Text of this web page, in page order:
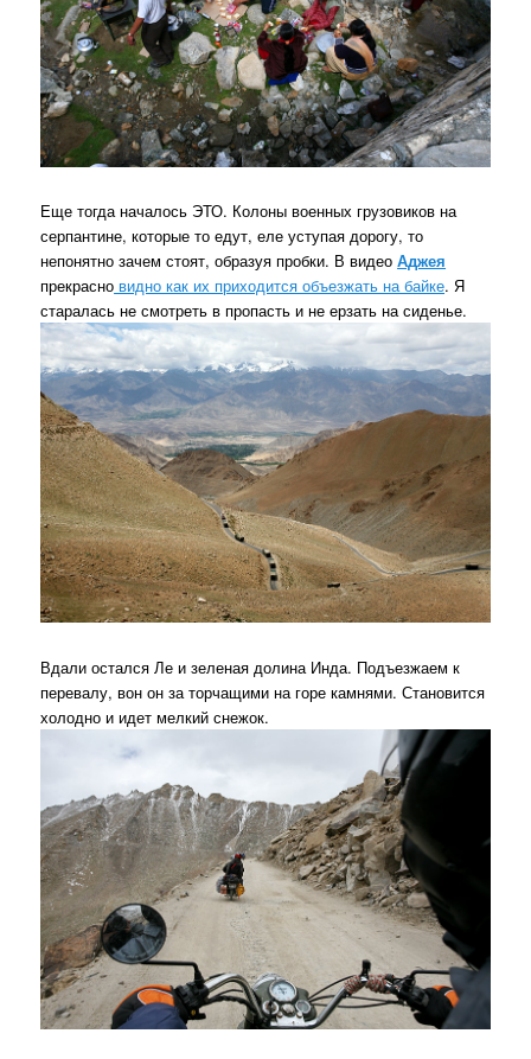
Еще тогда началось ЭТО. Колоны военных грузовиков на
серпантине, которые то едут, еле уступая дорогу, то
непонятно зачем стоят, образуя пробки. В видеоАджея
прекрасно видно как их приходится объезжать на байке. Я
старалась не смотреть в пропасть и не ерзать на сиденье.
Вдали остался Ле и зеленая долина Инда. Подъезжаем к
перевалу, вон он за торчащими на горе камнями. Становится
холодно и идет мелкий снежок.